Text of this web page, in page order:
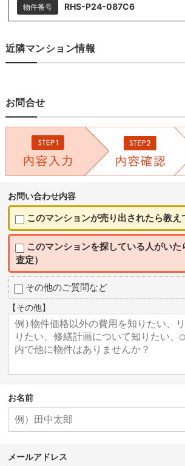
物件番号 RHS-P24-087C6
近隣マンション情報
お問合せ
お問い合わせ内容
このマンションが売り出されたら教え
このマンションを探している人がい
査定）
その他のご質問など
【その他】
お名前
メールアドレス